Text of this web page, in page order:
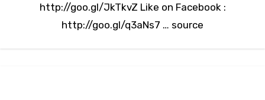
http://goo.gl/JkTkvZ Like on Facebook :
http://goo.gl/q3aNs7 … source